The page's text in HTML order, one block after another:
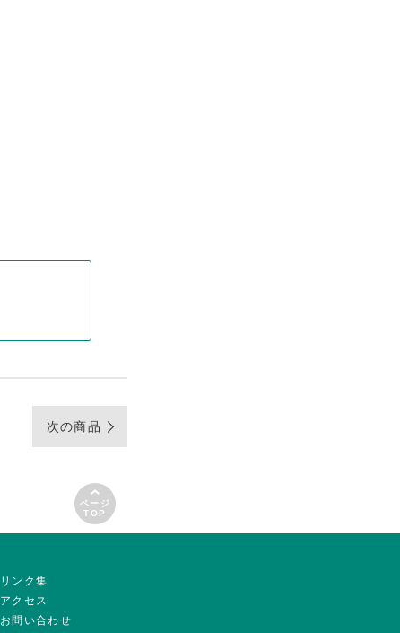
次の商品
ページ
TOP
リンク集
アクセス
お問い合わせ